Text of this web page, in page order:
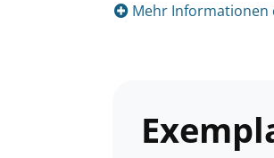
Mehr Informationen